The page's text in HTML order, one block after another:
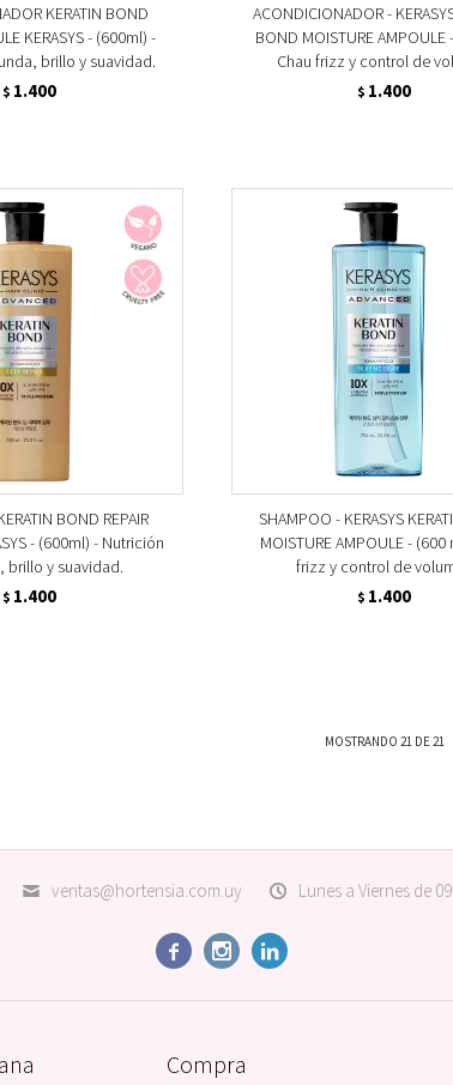
KERATIN BOND
KERASYS - (600ml) -
brillo y suavidad.
$ 1.400
ACONDICIONADOR -
BOND MOISTURE AMPOULE
Chau frizz y control de
$ 1.400
BOND REPAIR
- (600ml) - Nutrición
brillo y suavidad.
$ 1.400
SHAMPOO - KERASYS
MOISTURE AMPOULE - (600
frizz y control de
$ 1.400
MOSTRANDO 21 DE21
ventas@hortensia.com.uy Lunes a Viernes de
  
Compra